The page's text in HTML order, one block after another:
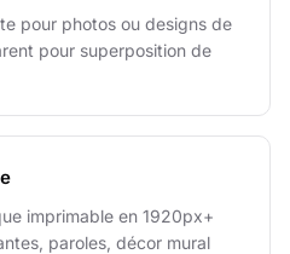
pour photos ou designs de
pour superposition de
imprimable en 1920px+
paroles, décor mural